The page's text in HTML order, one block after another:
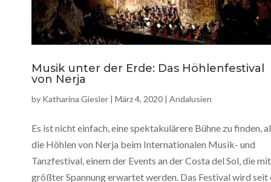
Musik unter der Erde: Das Höhlenfestival
von Nerja
by Katharina Giesler | März 4, 2020 | Andalusien
Es ist nicht einfach, eine spektakulärere Bühne zu finden,
die Höhlen von Nerja beim Internationalen Musik- und
Tanzfestival, einem der Events an der Costa del Sol, die mit
größter Spannung erwartet werden. Das Festival wird seit